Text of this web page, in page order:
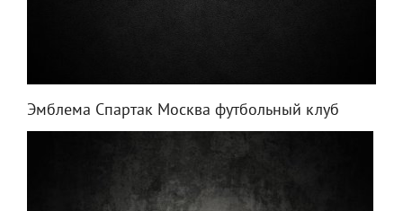
Эмблема Спартак Москва футбольный клуб